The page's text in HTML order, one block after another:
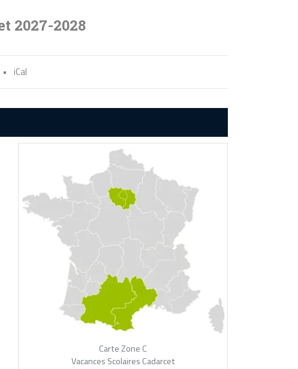
2027-2028
• iCal
Carte Zone C
Vacances Scolaires Cadarcet